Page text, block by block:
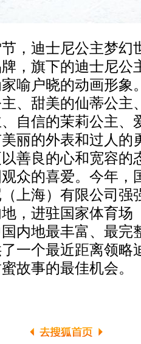
迪士尼公主梦幻
，旗下的迪士尼公
喻户晓的动画形象
、甜美的仙蒂公主
自信的茉莉公主、
丽的外表和过人的
善良的心和宽容的
众的喜爱。今年，
上海）有限公司强
，进驻国家体育场
内地最丰富、最完
一个最近距离领略
故事的最佳机会。